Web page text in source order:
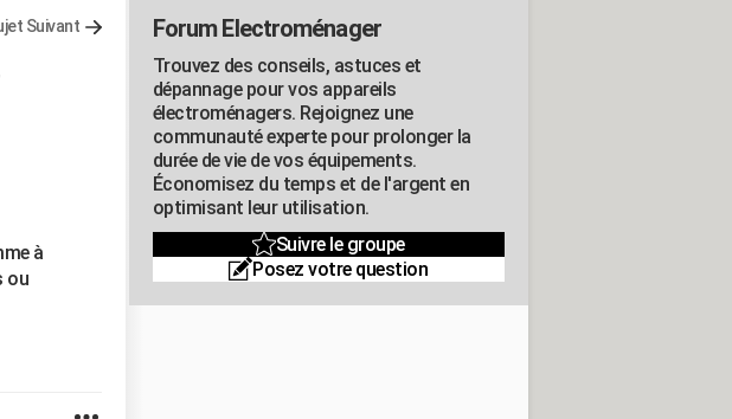
Suivant
à
ou
Forum Electroménager
Trouvez des conseils, astuces et
dépannage pour vos appareils
électroménagers. Rejoignez une
communauté experte pour prolonger la
durée de vie de vos équipements.
Économisez du temps et de l'argent en
optimisant leur utilisation.
Suivre le groupe
Posez votre question